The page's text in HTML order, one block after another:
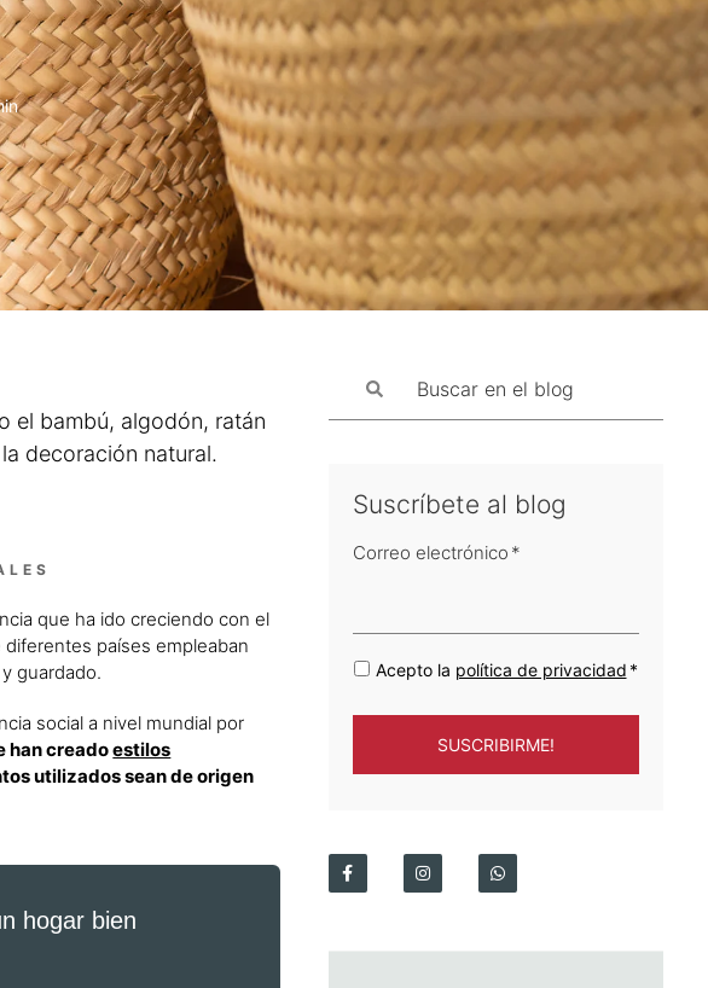
el bambú, algodón, ratán
decoración natural.
que ha ido creciendo con el
países empleaban
guardado.
social a nivel mundial por
han creadoestilos
utilizados sean de origen
hogar bien
Suscríbete al blog
Correo electrónico *
Acepto la política de privacidad *